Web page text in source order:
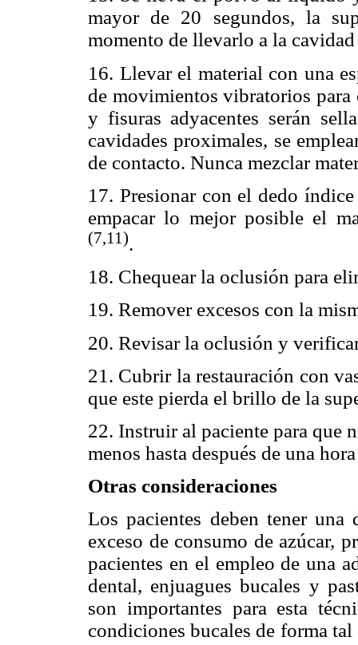
mayor de 20 segundos, la
momento de llevarlo a la
16. Llevar el material con una
de movimientos vibratorios
y fisuras adyacentes serán
cavidades proximales, se
de contacto. Nunca mezclar
17. Presionar con el dedo
empacar lo mejor posible el
(7,11).
18. Chequear la oclusión para
19. Remover excesos con la
20. Revisar la oclusión y
21. Cubrir la restauración con
que este pierda el brillo de la
22. Instruir al paciente para que
menos hasta después de una
Otras consideraciones
Los pacientes deben tener
exceso de consumo de azúcar,
pacientes en el empleo de una
dental, enjuagues bucales y
son importantes para esta
condiciones bucales de forma